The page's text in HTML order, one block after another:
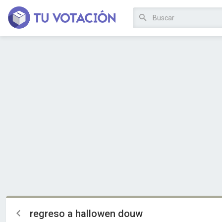
regreso a hallowen douw